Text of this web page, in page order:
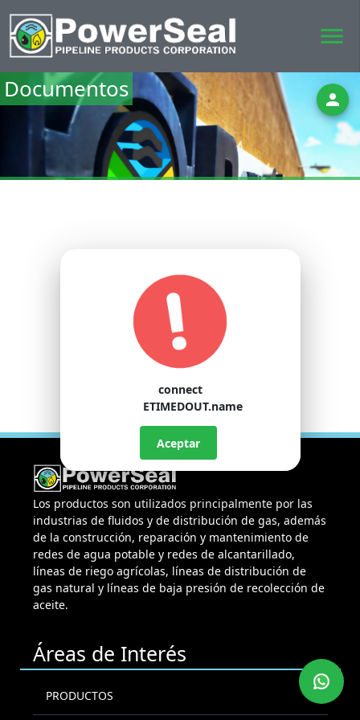
menu
person
Documentos
Los productos son utilizados principalmente por las
industrias de fluidos y de distribución de gas, además
de la construcción, reparación y mantenimiento de
redes de agua potable y redes de alcantarillado,
líneas de riego agrícolas, líneas de distribución de
gas natural y líneas de baja presión de recolección de
aceite.
Áreas de Interés
PRODUCTOS
connect
ETIMEDOUT.name
Aceptar